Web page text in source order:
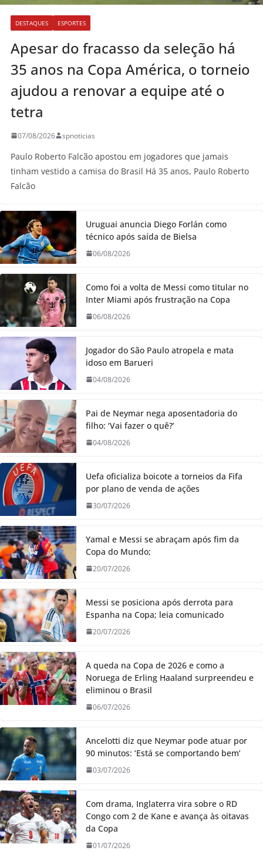
DESTAQUES ESPORTES
Apesar do fracasso da seleção há
35 anos na Copa América, o torneio
ajudou a renovar a equipe até o
tetra
07/08/2026 spnoticias
Paulo Roberto Falcão apostou em jogadores que jamais
tinham vestido a camisa do Brasil Há 35 anos, Paulo Roberto
Falcão
Uruguai anuncia Diego Forlán como
técnico após saída de Bielsa
06/08/2026
Como foi a volta de Messi como titular no
Inter Miami após frustração na Copa
06/08/2026
Jogador do São Paulo atropela e mata
idoso em Barueri
04/08/2026
Pai de Neymar nega aposentadoria do
filho: ‘Vai fazer o quê?’
04/08/2026
Uefa oficializa boicote a torneios da Fifa
por plano de venda de ações
30/07/2026
Yamal e Messi se abraçam após fim da
Copa do Mundo;
20/07/2026
Messi se posiciona após derrota para
Espanha na Copa; leia comunicado
20/07/2026
A queda na Copa de 2026 e como a
Noruega de Erling Haaland surpreendeu e
eliminou o Brasil
06/07/2026
Ancelotti diz que Neymar pode atuar por
90 minutos: ‘Está se comportando bem’
03/07/2026
Com drama, Inglaterra vira sobre o RD
Congo com 2 de Kane e avança às oitavas
da Copa
01/07/2026